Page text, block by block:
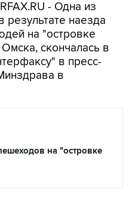
- Одна из
наезда
на "островке
скончалась в
в пресс-
в
на "островке